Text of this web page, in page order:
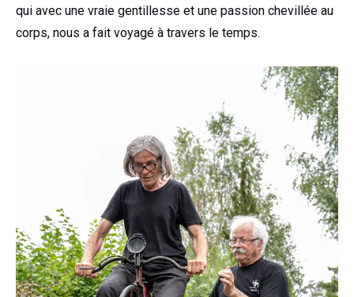
qui avec une vraie gentillesse et une passion chevillée au
corps, nous a fait voyagé à travers le temps.